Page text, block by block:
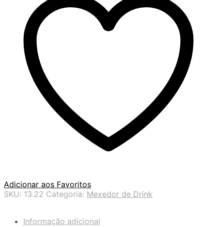
Adicionar aos Favoritos
SKU: 13.22 Categoria: Mexedor de Drink
Informação adicional